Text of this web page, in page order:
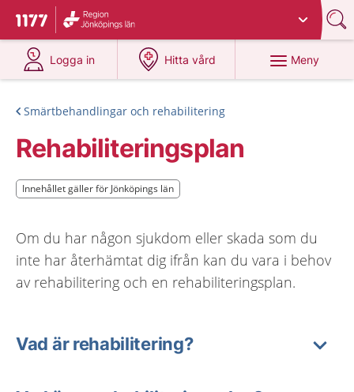
Till startsidan för 1177
Du har valt region
Logga in
på 1177.se
Hitta vård
på 1177.se
Meny
Smärtbehandlingar och rehabilitering
Rehabiliteringsplan
Innehållet gäller för Jönköpings län
Innehållet gäller för Jönköpings län
Om du har någon sjukdom eller skada som du
inte har återhämtat dig ifrån kan du vara i behov
av rehabilitering och en rehabiliteringsplan.
Vad är rehabilitering?